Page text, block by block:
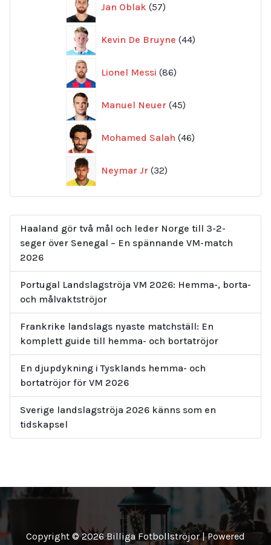
Jan Oblak 57
produkter
Kevin De Bruyne 44
produkter
Lionel Messi 86
produkter
Manuel Neuer 45
produkter
Mohamed Salah 46
produkter
Neymar Jr 32
produkter
Haaland gör två mål och leder Norge till 3-2-
seger över Senegal – En spännande VM-match
2026
Portugal Landslagströja VM 2026: Hemma-, borta-
och målvaktströjor
Frankrike landslags nyaste matchställ: En
komplett guide till hemma- och bortatröjor
En djupdykning i Tysklands hemma- och
bortatröjor för VM 2026
Sverige landslagströja 2026 känns som en
tidskapsel
Copyright © 2026 Billiga Fotbollströjor | Powered